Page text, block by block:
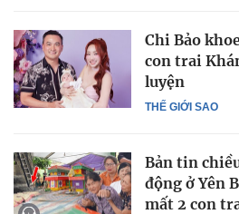
THẾ GIỚI SAO
Chi Bảo
con trai
luyện
Bản tin
động ở Yên
mất 2 con